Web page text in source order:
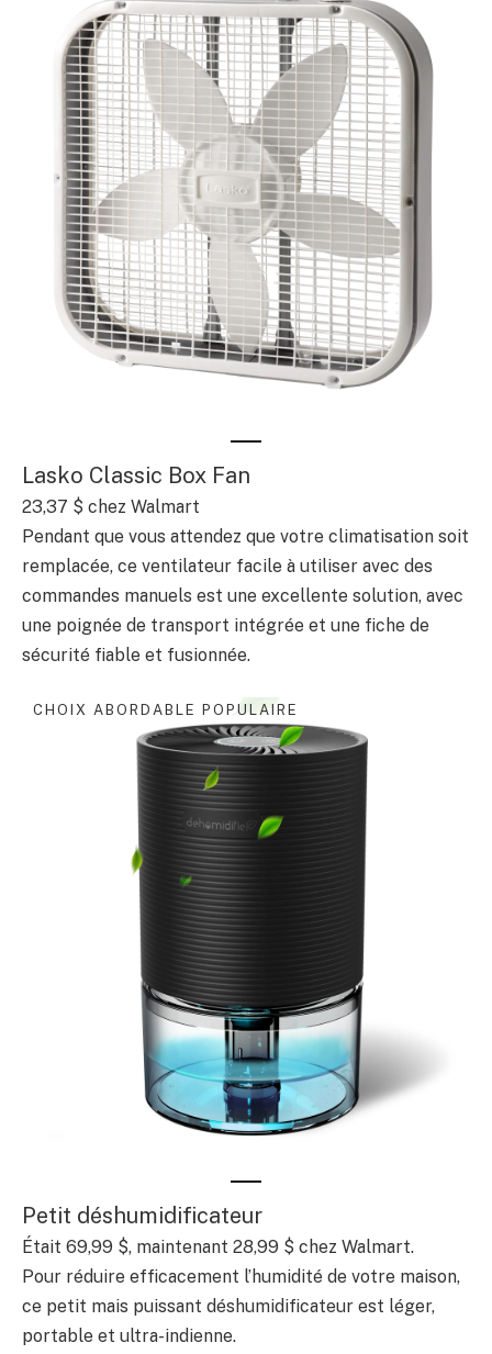
Lasko Classic Box Fan
23,37 $ chez Walmart
Pendant que vous attendez que votre climatisation soit
remplacée, ce ventilateur facile à utiliser avec des
commandes manuels est une excellente solution, avec
une poignée de transport intégrée et une fiche de
sécurité fiable et fusionnée.
CHOIX ABORDABLE POPULAIRE
Petit déshumidificateur
Était 69,99 $, maintenant 28,99 $ chez Walmart.
Pour réduire efficacement l’humidité de votre maison,
ce petit mais puissant déshumidificateur est léger,
portable et ultra-indienne.